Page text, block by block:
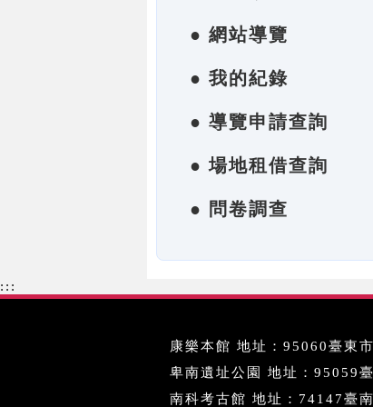
● 網站導覽
● 我的紀錄
● 導覽申請查詢
● 場地租借查詢
● 問卷調查
:::
康樂本館 地址：95060臺東
卑南遺址公園 地址：95059
南科考古館 地址：74147臺